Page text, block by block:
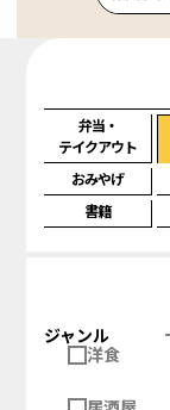
弁当・
テイクアウト
おみやげ
書籍
ジャンル
洋食